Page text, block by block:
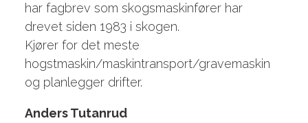
har fagbrev som skogsmaskinfører har
drevet siden 1983 i skogen.
Kjører for det meste
hogstmaskin/maskintransport/gravemaskin
og planlegger drifter.
Anders Tutanrud